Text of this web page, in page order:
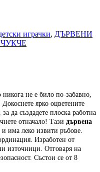
играчки, ДЪРВЕНИ
не е било по-забавно,
ярко оцветените
да създадете плоска работна
отначало! Тази дървена
и има леко извити ръбове.
Изработен от
източници. Отговаря на
Състои се от 8